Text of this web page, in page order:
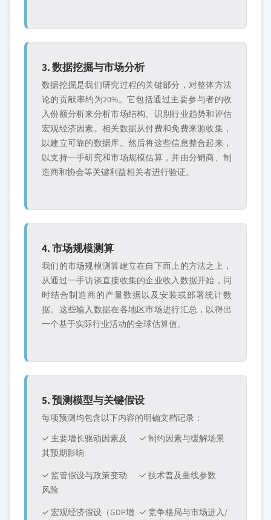
3. 数据挖掘与市场分析
数据挖掘是我们研究过程的关键部分，对整体方法
论的贡献率约为20%。它包括通过主要参与者的收
入份额分析来分析市场结构、识别行业趋势和评估
宏观经济因素。相关数据从付费和免费来源收集，
以建立可靠的数据库。然后将这些信息整合起来，
以支持一手研究和市场规模估算，并由分销商、制
造商和协会等关键利益相关者进行验证。
4. 市场规模测算
我们的市场规模测算建立在自下而上的方法之上，
从通过一手访谈直接收集的企业收入数据开始，同
时结合制造商的产量数据以及安装或部署统计数
据。这些输入数据在各地区市场进行汇总，以得出
一个基于实际行业活动的全球估算值。
5. 预测模型与关键假设
每项预测均包含以下内容的明确文档记录：
✓ 主要增长驱动因素及
其预期影响
✓ 制约因素与缓解场景
✓ 监管假设与政策变动
风险
✓ 技术普及曲线参数
✓ 宏观经济假设（GDP增 ✓ 竞争格局与市场进入/